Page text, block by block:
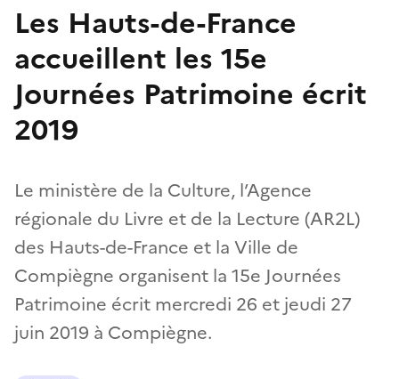
Les Hauts-de-France
accueillent les 15e
Journées Patrimoine écrit
2019
Le ministère de la Culture, l’Agence
régionale du Livre et de la Lecture (AR2L)
des Hauts-de-France et la Ville de
Compiègne organisent la 15e Journées
Patrimoine écrit mercredi 26 et jeudi 27
juin 2019 à Compiègne.